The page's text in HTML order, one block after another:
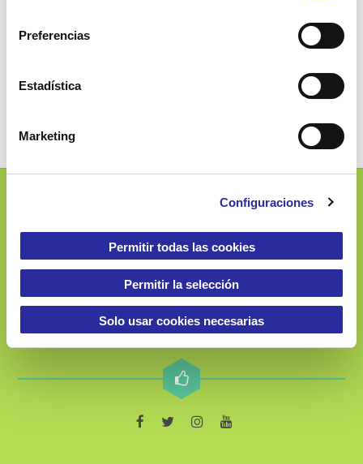
Preferencias
Estadística
Marketing
Configuraciones
Permitir todas las cookies
Permitir la selección
Solo usar cookies necesarias
Josep Ferrater i Mora, 2-4
08019 Barcelona (Spain)
900 060 133